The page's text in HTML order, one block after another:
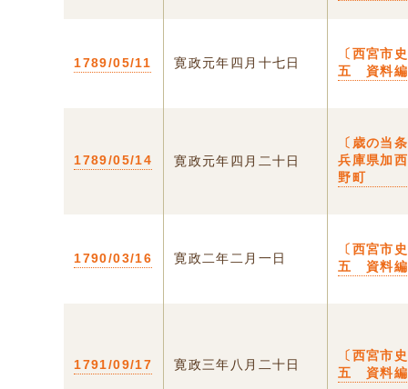
1789/05/11 寛政元年四月十七日
〔西宮
五 資料編
1789/05/14 寛政元年四月二十日
〔歳の当
兵庫県加
野町
1790/03/16 寛政二年二月一日
〔西宮
五 資料編
1791/09/17 寛政三年八月二十日
〔西宮
五 資料編